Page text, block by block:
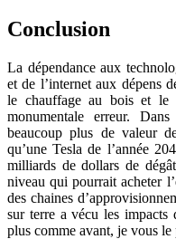
Conclusion
La dépendance aux
et de l’internet aux dépens
le chauffage au bois et le
monumentale erreur.
beaucoup plus de valeur
qu’une Tesla de l’année
milliards de dollars de
niveau qui pourrait acheter
des chaines
sur terre a vécu les impacts
plus comme avant, je vous le